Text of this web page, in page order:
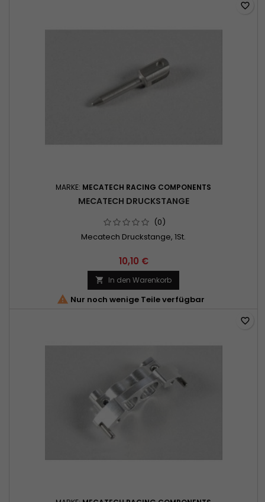
MARKE: MECATECH RACING COMPONENTS
MECATECH DRUCKSTANGE
(0)
Mecatech Druckstange, 1St.
10,10 €
 In den Warenkorb
 Nur noch wenige Teile verfügbar
favorite_border
favorite_border